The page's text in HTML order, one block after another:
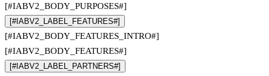
[#IABV2_BODY_PURPOSES#]
[#IABV2_LABEL_FEATURES#]
[#IABV2_BODY_FEATURES_INTRO#]
[#IABV2_BODY_FEATURES#]
[#IABV2_LABEL_PARTNERS#]